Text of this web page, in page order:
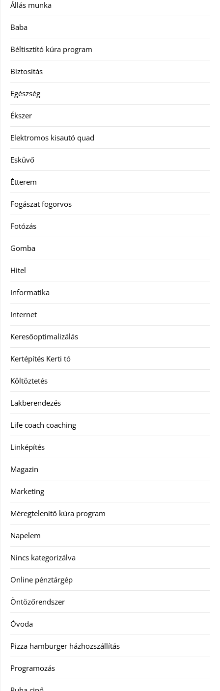
Állás munka
Baba
Béltisztító kúra program
Biztosítás
Egészség
Ékszer
Elektromos kisautó quad
Esküvő
Étterem
Fogászat fogorvos
Fotózás
Gomba
Hitel
Informatika
Internet
Keresőoptimalizálás
Kertépítés Kerti tó
Költöztetés
Lakberendezés
Life coach coaching
Linképítés
Magazin
Marketing
Méregtelenítő kúra program
Napelem
Nincs kategorizálva
Online pénztárgép
Öntözőrendszer
Óvoda
Pizza hamburger házhozszállítás
Programozás